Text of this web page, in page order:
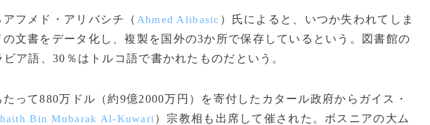
フメド・アリバシチ（ Ahmed Alibasic ）氏によると、いつか失われてしま
文書をデータ化し、複製を国外の3か所で保存しているという。図書館の
ア語、30％はトルコ語で書かれたものだという。
って880万ドル（約9億2000万円）を寄付したカタール政府からガイス・
Bin Mubarak Al-Kuwari ）宗教相も出席して催された。ボスニアの大ム